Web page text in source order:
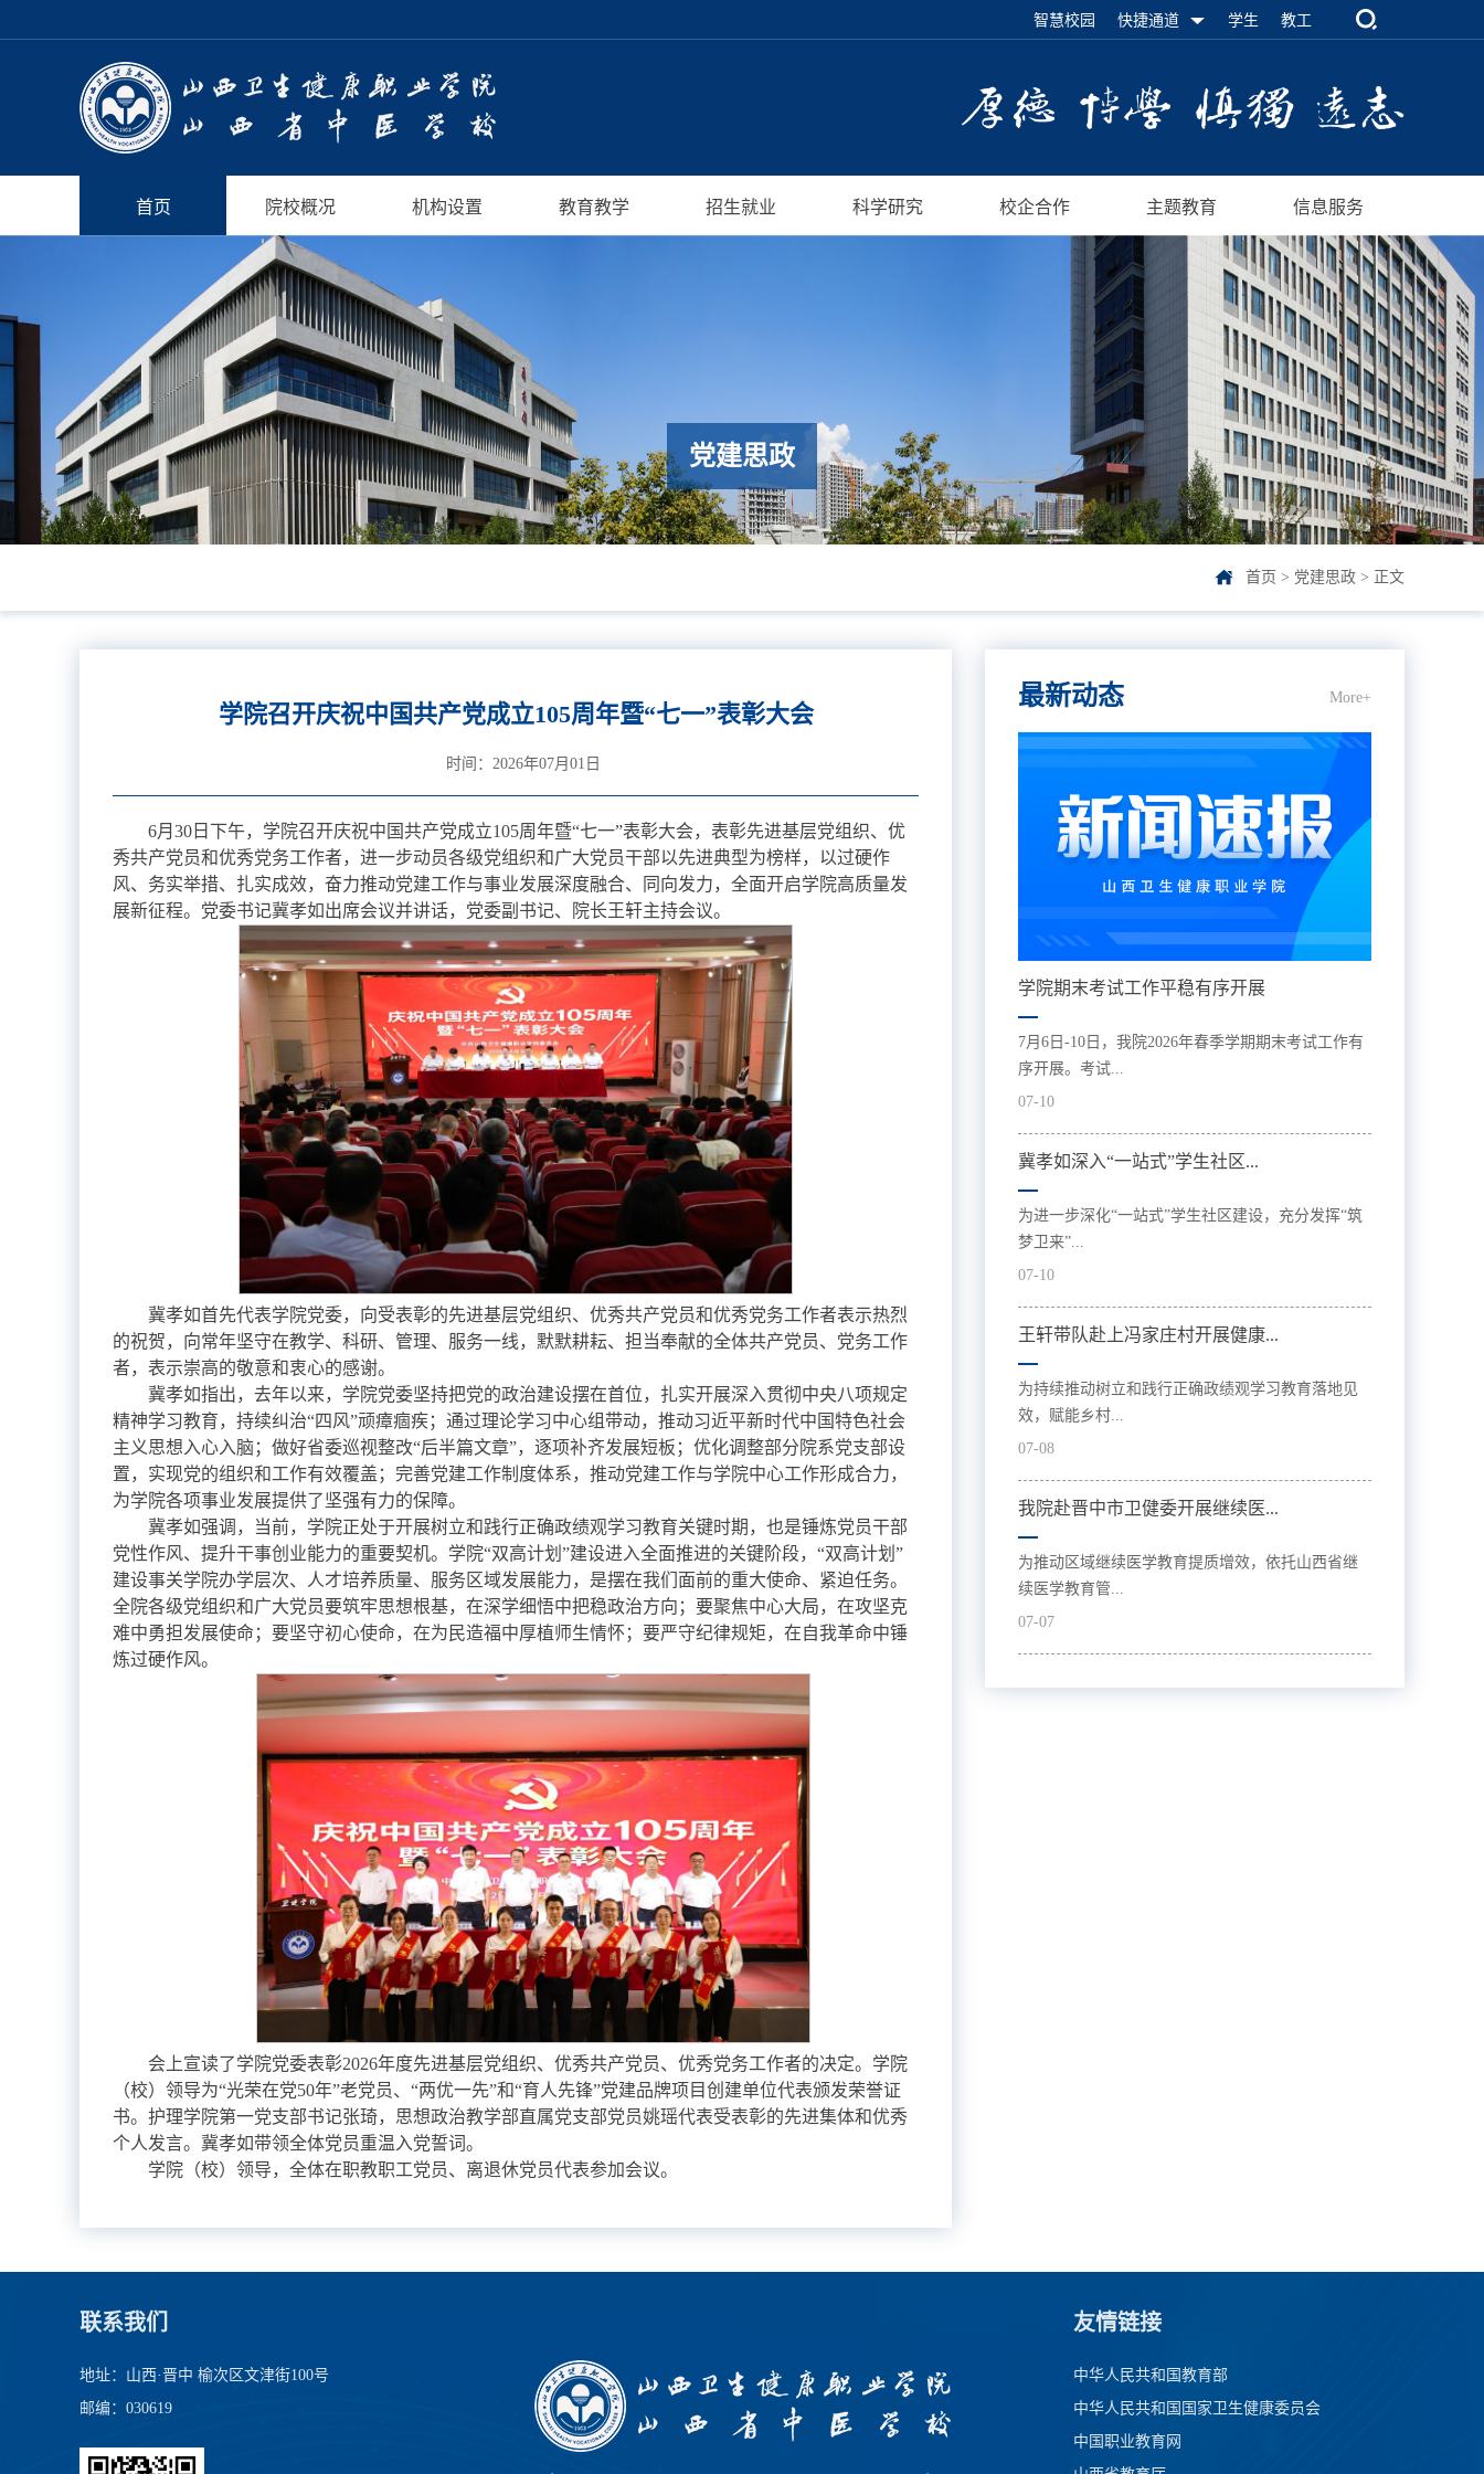
智慧校园 快捷通道 学生 教工
首页 院校概况 机构设置 教育教学 招生就业 科学研究 校企合作 主题教育 信息服务
党建思政
首页 > 党建思政 > 正文
学院召开庆祝中国共产党成立105周年暨“七一”表彰大会
时间：2026年07月01日
6月30日下午，学院召开庆祝中国共产党成立105周年暨“七一”表彰大会，表彰先进基层党组织、优
秀共产党员和优秀党务工作者，进一步动员各级党组织和广大党员干部以先进典型为榜样，以过硬作
风、务实举措、扎实成效，奋力推动党建工作与事业发展深度融合、同向发力，全面开启学院高质量发
展新征程。党委书记冀孝如出席会议并讲话，党委副书记、院长王轩主持会议。
冀孝如首先代表学院党委，向受表彰的先进基层党组织、优秀共产党员和优秀党务工作者表示热烈
的祝贺，向常年坚守在教学、科研、管理、服务一线，默默耕耘、担当奉献的全体共产党员、党务工作
者，表示崇高的敬意和衷心的感谢。
冀孝如指出，去年以来，学院党委坚持把党的政治建设摆在首位，扎实开展深入贯彻中央八项规定
精神学习教育，持续纠治“四风”顽瘴痼疾；通过理论学习中心组带动，推动习近平新时代中国特色社会
主义思想入心入脑；做好省委巡视整改“后半篇文章”，逐项补齐发展短板；优化调整部分院系党支部设
置，实现党的组织和工作有效覆盖；完善党建工作制度体系，推动党建工作与学院中心工作形成合力，
为学院各项事业发展提供了坚强有力的保障。
冀孝如强调，当前，学院正处于开展树立和践行正确政绩观学习教育关键时期，也是锤炼党员干部
党性作风、提升干事创业能力的重要契机。学院“双高计划”建设进入全面推进的关键阶段，“双高计划”
建设事关学院办学层次、人才培养质量、服务区域发展能力，是摆在我们面前的重大使命、紧迫任务。
全院各级党组织和广大党员要筑牢思想根基，在深学细悟中把稳政治方向；要聚焦中心大局，在攻坚克
难中勇担发展使命；要坚守初心使命，在为民造福中厚植师生情怀；要严守纪律规矩，在自我革命中锤
炼过硬作风。
会上宣读了学院党委表彰2026年度先进基层党组织、优秀共产党员、优秀党务工作者的决定。学院
（校）领导为“光荣在党50年”老党员、“两优一先”和“育人先锋”党建品牌项目创建单位代表颁发荣誉证
书。护理学院第一党支部书记张琦，思想政治教学部直属党支部党员姚瑶代表受表彰的先进集体和优秀
个人发言。冀孝如带领全体党员重温入党誓词。
学院（校）领导，全体在职教职工党员、离退休党员代表参加会议。
最新动态 More+
学院期末考试工作平稳有序开展
7月6日-10日，我院2026年春季学期期末考试工作有
序开展。考试...
07-10
冀孝如深入“一站式”学生社区...
为进一步深化“一站式”学生社区建设，充分发挥“筑
梦卫来”...
07-10
王轩带队赴上冯家庄村开展健康...
为持续推动树立和践行正确政绩观学习教育落地见
效，赋能乡村...
07-08
我院赴晋中市卫健委开展继续医...
为推动区域继续医学教育提质增效，依托山西省继
续医学教育管...
07-07
联系我们
地址：山西·晋中 榆次区文津街100号
邮编：030619
友情链接
中华人民共和国教育部
中华人民共和国国家卫生健康委员会
中国职业教育网